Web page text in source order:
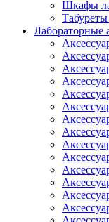
Шкафы
Лабораторные